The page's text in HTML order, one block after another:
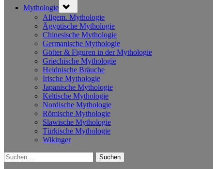
Mythologie sub-
menu
Allgem. Mythologie
Ägyptische Mythologie
Chinesische Mythologie
Germanische Mythologie
Götter & Figuren in der Mythologie
Griechische Mythologie
Heidnische Bräuche
Irische Mythologie
Japanische Mythologie
Keltische Mythologie
Nordische Mythologie
Römische Mythologie
Slawische Mythologie
Türkische Mythologie
Wikinger
Suchen
nach: